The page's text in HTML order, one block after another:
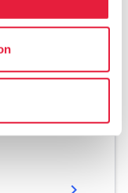
50036